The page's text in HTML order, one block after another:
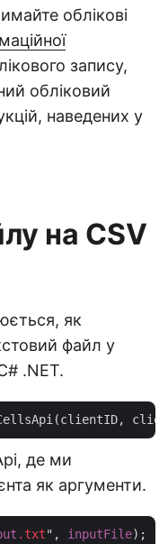
облікові
запису,
обліковий
наведених у
на CSV
як
файл у
.NET.
де ми
як аргументи.
.txt", inputFile